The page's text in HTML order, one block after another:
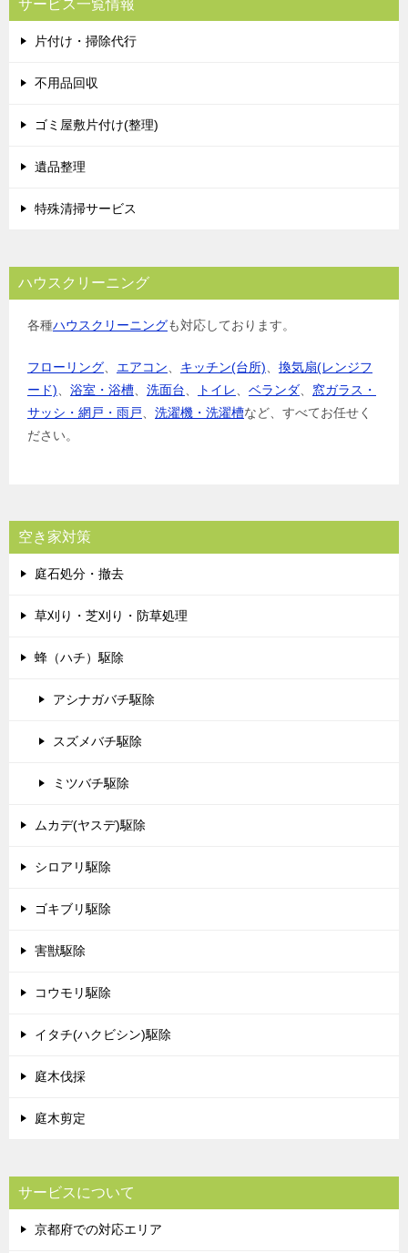
サービス一覧情報
片付け・掃除代行
不用品回収
ゴミ屋敷片付け(整理)
遺品整理
特殊清掃サービス
ハウスクリーニング
各種ハウスクリーニングも対応しております。
フローリング、 エアコン、 キッチン(台所)、 換気扇(レンジフ
ード)、 浴室・浴槽、 洗面台、 トイレ、 ベランダ、 窓ガラス・
サッシ・網戸・雨戸、 洗濯機・洗濯槽など、すべてお任せく
ださい。
空き家対策
庭石処分・撤去
草刈り・芝刈り・防草処理
蜂（ハチ）駆除
アシナガバチ駆除
スズメバチ駆除
ミツバチ駆除
ムカデ(ヤスデ)駆除
シロアリ駆除
ゴキブリ駆除
害獣駆除
コウモリ駆除
イタチ(ハクビシン)駆除
庭木伐採
庭木剪定
サービスについて
京都府での対応エリア